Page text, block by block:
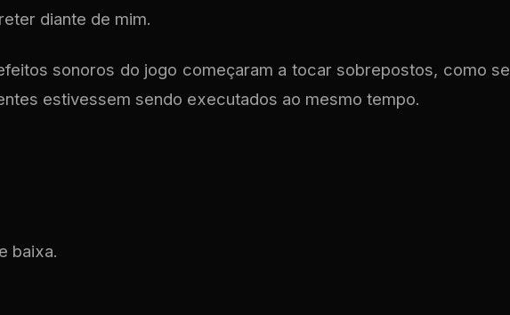
diante de mim.
sonoros do jogo começaram a tocar sobrepostos, como se
estivessem sendo executados ao mesmo tempo.
baixa.